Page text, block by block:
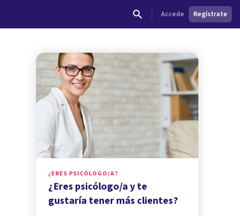
Accede Regístrate
¿ERES PSICÓLOGO/A?
¿Eres psicólogo/a y te
gustaría tener más clientes?